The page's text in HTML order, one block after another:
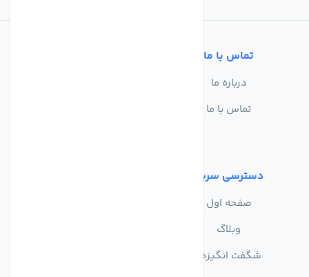
تماس با ما
درباره ما
تماس با ما
دسترسی سریع
صفحه اول
وبلاگ
شگفت انگیزها